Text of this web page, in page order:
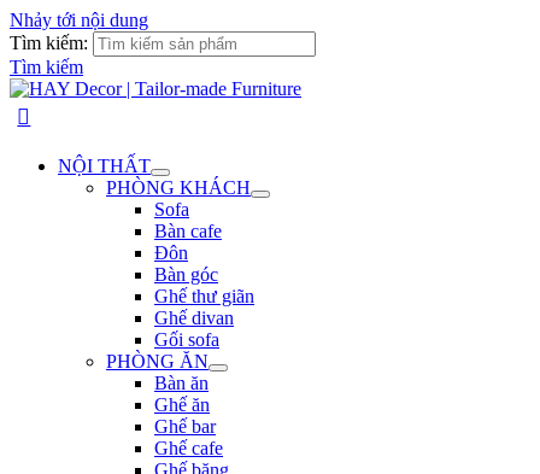
Nhảy tới nội dung
Tìm kiếm:
Tìm kiếm
NỘI THẤT
PHÒNG KHÁCH
Sofa
Bàn cafe
Đôn
Bàn góc
Ghế thư giãn
Ghế divan
Gối sofa
PHÒNG ĂN
Bàn ăn
Ghế ăn
Ghế bar
Ghế cafe
Ghế băng